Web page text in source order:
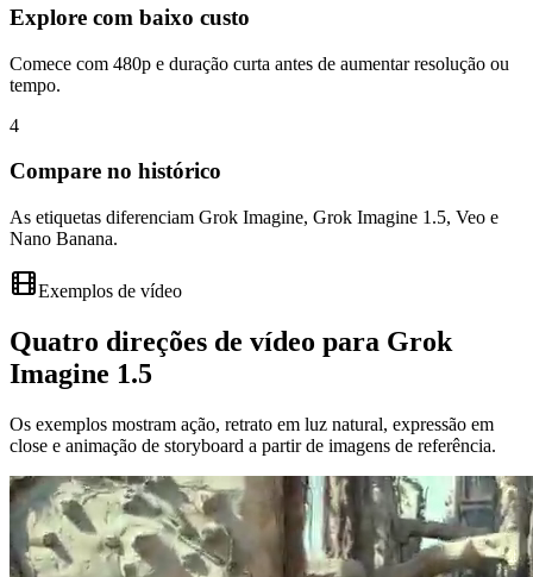
Explore com baixo custo
Comece com 480p e duração curta antes de aumentar resolução ou
tempo.
4
Compare no histórico
As etiquetas diferenciam Grok Imagine, Grok Imagine 1.5, Veo e
Nano Banana.
Exemplos de vídeo
Quatro direções de vídeo para Grok
Imagine 1.5
Os exemplos mostram ação, retrato em luz natural, expressão em
close e animação de storyboard a partir de imagens de referência.